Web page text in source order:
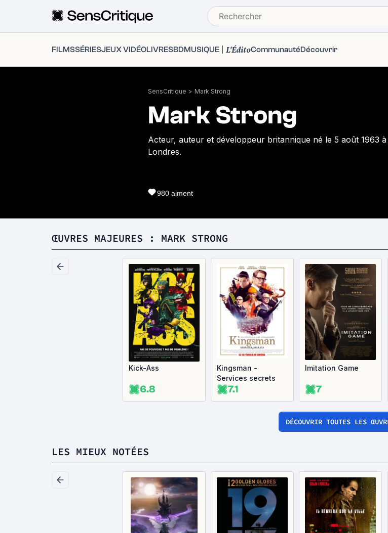
FILMSSÉRIESJEUX VIDÉOLIVRESBDMUSIQUE L'ÉditoCommunautéDécouvrir
SensCritique > Mark Strong
Mark Strong
Acteur, auteur et développeur britannique né le 5 août 1963 à
Londres.
980 aiment
ŒUVRES MAJEURES : MARK STRONG
Kick-Ass
6.8
Kingsman -
Services secrets
7.1
Imitation Game
7
DÉCOUVRIR TOUTES LES
LES MIEUX NOTÉES